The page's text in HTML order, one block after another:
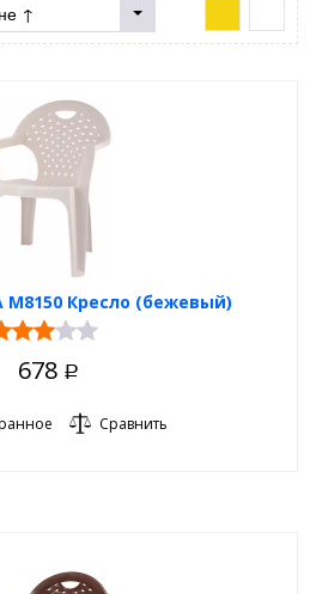
Кресло (бежевый)
678 Р
Сравнить